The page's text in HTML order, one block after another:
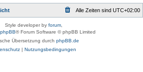
Alle Zeiten sind UTC+02:00
Style developer by forum
phpBB® Forum Software © phpBB Limited
Übersetzung durch phpBB.de
| Nutzungsbedingungen